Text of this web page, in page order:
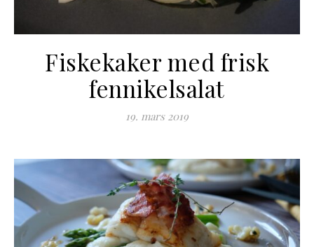
Fiskekaker med frisk
fennikelsalat
19. mars 2019